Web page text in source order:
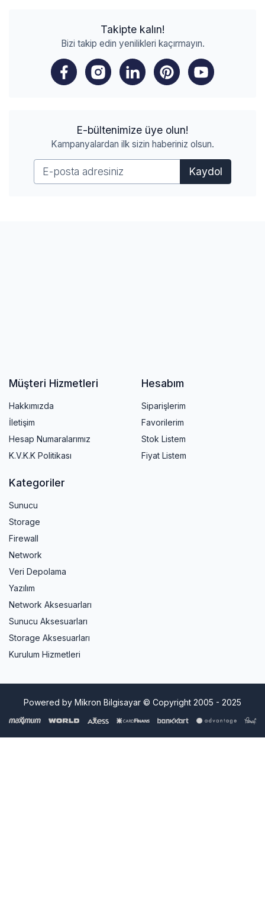
Takipte kalın!
Bizi takip edin yenilikleri kaçırmayın.
E-bültenimize üye olun!
Kampanyalardan ilk sizin haberiniz olsun.
Kaydol
Müşteri Hizmetleri
Hakkımızda
İletişim
Hesap Numaralarımız
K.V.K.K Politikası
Hesabım
Siparişlerim
Favorilerim
Stok Listem
Fiyat Listem
Kategoriler
Sunucu
Storage
Firewall
Network
Veri Depolama
Yazılım
Network Aksesuarları
Sunucu Aksesuarları
Storage Aksesuarları
Kurulum Hizmetleri
Powered by Mikron Bilgisayar © Copyright 2005 - 2025